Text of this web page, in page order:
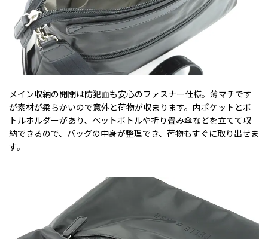
メイン収納の開閉は防犯面も安心のファスナー仕様。薄マチです
が素材が柔らかいので意外と荷物が収まります。内ポケットとボ
トルホルダーがあり、ペットボトルや折り畳み傘などを立てて収
納できるので、バッグの中身が整理でき、荷物もすぐに取り出せま
す。